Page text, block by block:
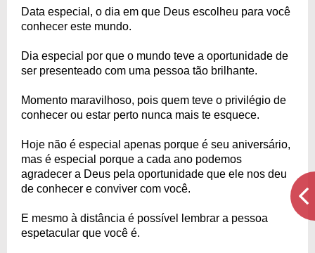
Data especial, o dia em que Deus escolheu para você
conhecer este mundo.
Dia especial por que o mundo teve a oportunidade de
ser presenteado com uma pessoa tão brilhante.
Momento maravilhoso, pois quem teve o privilégio de
conhecer ou estar perto nunca mais te esquece.
Hoje não é especial apenas porque é seu aniversário,
mas é especial porque a cada ano podemos
agradecer a Deus pela oportunidade que ele nos deu
de conhecer e conviver com você.
E mesmo à distância é possível lembrar a pessoa
espetacular que você é.